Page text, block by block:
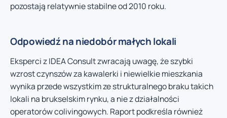
pozostają relatywnie stabilne od 2010 roku.
Odpowiedź na niedobór małych lokali
Eksperci z IDEA Consult zwracają uwagę, że szybki
wzrost czynszów za kawalerki i niewielkie mieszkania
wynika przede wszystkim ze strukturalnego braku takich
lokali na brukselskim rynku, a nie z działalności
operatorów colivingowych. Raport podkreśla również